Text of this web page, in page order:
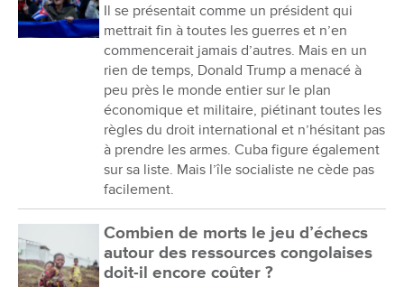
Il se présentait comme un président qui
mettrait fin à toutes les guerres et n’en
commencerait jamais d’autres. Mais en un
rien de temps, Donald Trump a menacé à
peu près le monde entier sur le plan
économique et militaire, piétinant toutes les
règles du droit international et n’hésitant pas
à prendre les armes. Cuba figure également
sur sa liste. Mais l’île socialiste ne cède pas
facilement.
Combien de morts le jeu d’échecs
autour des ressources congolaises
doit-il encore coûter ?